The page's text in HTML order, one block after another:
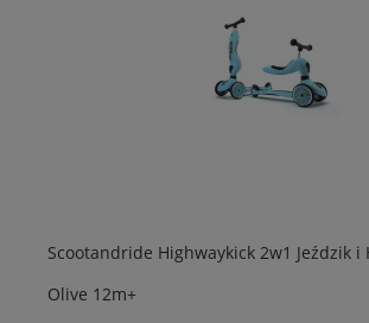
Scootandride Highwaykick 2w1 Jeździk i
Olive 12m+